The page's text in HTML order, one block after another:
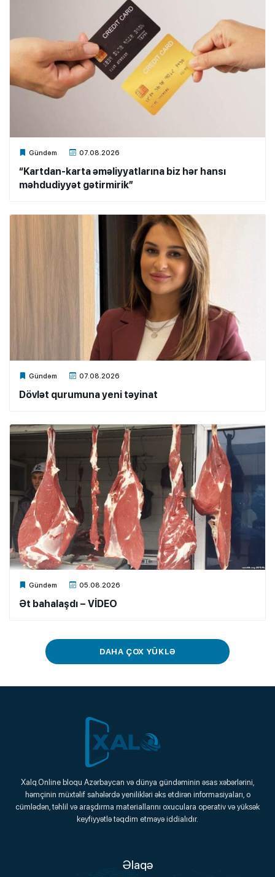
Gündəm 07.08.2026
Xalq.Online
“Kartdan-karta əməliyyatlarına biz hər hansı
məhdudiyyət gətirmirik”
Gündəm 07.08.2026
Xalq.Online
Dövlət qurumuna yeni təyinat
Gündəm 05.08.2026
Xalq.Online
Ət bahalaşdı – VİDEO
DAHA ÇOX YÜKLƏ
Xalq.Online
Onlayn Platforma
Xalq.Online bloqu Azərbaycan və dünya gündəminin əsas xəbərlərini,
həmçinin müxtəlif sahələrdə yenilikləri əks etdirən informasiyaları, o
cümlədən, təhlil və araşdırma materiallarını oxuculara operativ və yüksək
keyfiyyətlə təqdim etməyə iddialıdır.
Əlaqə